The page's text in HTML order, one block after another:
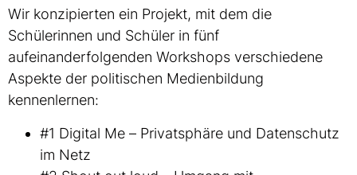
Wir konzipierten ein Projekt, mit dem die
Schülerinnen und Schüler in fünf
aufeinanderfolgenden Workshops verschiedene
Aspekte der politischen Medienbildung
kennenlernen:
#1 Digital Me – Privatsphäre und Datenschutz
im Netz